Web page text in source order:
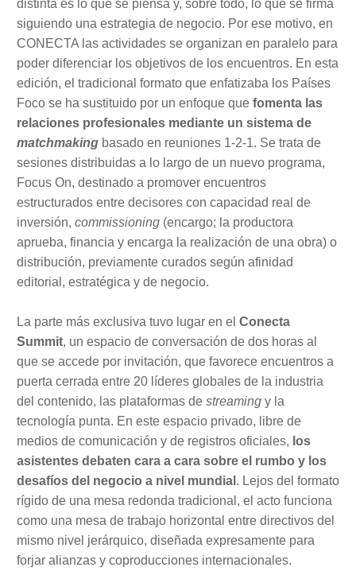
distinta es lo que se piensa y, sobre todo, lo que se firma
siguiendo una estrategia de negocio. Por ese motivo, en
CONECTA las actividades se organizan en paralelo para
poder diferenciar los objetivos de los encuentros. En esta
edición, el tradicional formato que enfatizaba los Países
Foco se ha sustituido por un enfoque que fomenta las
relaciones profesionales mediante un sistema de
matchmaking basado en reuniones 1-2-1. Se trata de
sesiones distribuidas a lo largo de un nuevo programa,
Focus On, destinado a promover encuentros
estructurados entre decisores con capacidad real de
inversión, commissioning (encargo; la productora
aprueba, financia y encarga la realización de una obra) o
distribución, previamente curados según afinidad
editorial, estratégica y de negocio.
La parte más exclusiva tuvo lugar en el Conecta
Summit, un espacio de conversación de dos horas al
que se accede por invitación, que favorece encuentros a
puerta cerrada entre 20 líderes globales de la industria
del contenido, las plataformas de streaming y la
tecnología punta. En este espacio privado, libre de
medios de comunicación y de registros oficiales, los
asistentes debaten cara a cara sobre el rumbo y los
desafíos del negocio a nivel mundial . Lejos del formato
rígido de una mesa redonda tradicional, el acto funciona
como una mesa de trabajo horizontal entre directivos del
mismo nivel jerárquico, diseñada expresamente para
forjar alianzas y coproducciones internacionales.